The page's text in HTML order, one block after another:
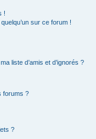
!
sur ce forum !
liste d’amis et d’ignorés ?
forums ?
?